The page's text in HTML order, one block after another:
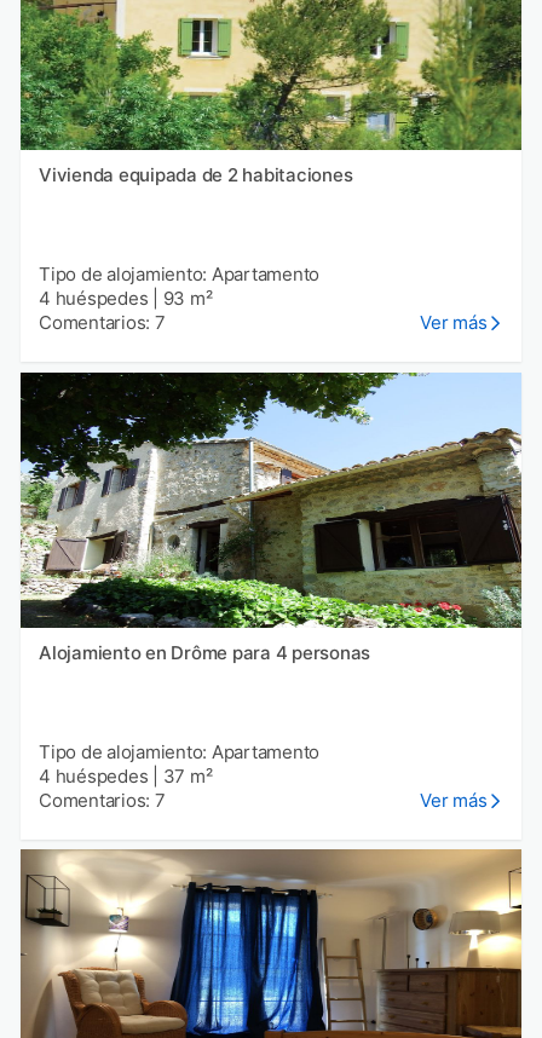
Vivienda equipada de 2 habitaciones
Tipo de alojamiento: Apartamento
4 huéspedes
93 m²
Comentarios: 7
Ver más
Alojamiento en Drôme para 4 personas
Tipo de alojamiento: Apartamento
4 huéspedes
37 m²
Comentarios: 7
Ver más